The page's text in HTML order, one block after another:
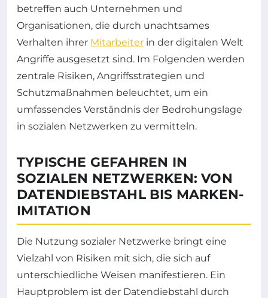
betreffen auch Unternehmen und
Organisationen, die durch unachtsames
Verhalten ihrer Mitarbeiter in der digitalen Welt
Angriffe ausgesetzt sind. Im Folgenden werden
zentrale Risiken, Angriffsstrategien und
Schutzmaßnahmen beleuchtet, um ein
umfassendes Verständnis der Bedrohungslage
in sozialen Netzwerken zu vermitteln.
TYPISCHE GEFAHREN IN
SOZIALEN NETZWERKEN: VON
DATENDIEBSTAHL BIS MARKEN-
IMITATION
Die Nutzung sozialer Netzwerke bringt eine
Vielzahl von Risiken mit sich, die sich auf
unterschiedliche Weisen manifestieren. Ein
Hauptproblem ist der Datendiebstahl durch